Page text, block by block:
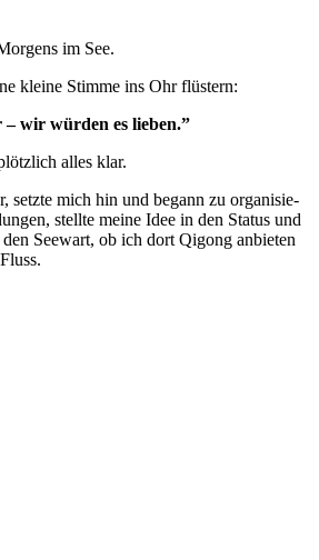
im See.
klei­ne Stim­me ins Ohr flüstern:
wir wür­den es lieben.”
alles klar.
setz­te mich hin und begann zu orga­ni­sie­
stell­te mei­ne Idee in den Sta­tus und
den See­wart, ob ich dort Qigong anbie­ten